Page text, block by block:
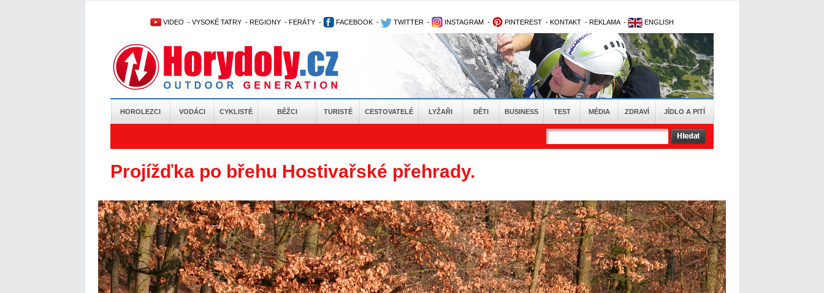
VIDEO - VYSOKÉ TATRY - REGIONY - FERÁTY - FACEBOOK - TWITTER - INSTAGRAM - PINTEREST - KONTAKT - REKLAMA - ENGLISH
HOROLEZCI VODÁCI CYKLISTÉ BĚŽCI TURISTÉ CESTOVATELÉ LYŽAŘI DĚTI BUSINESS TEST MÉDIA ZDRAVÍ JÍDLO A PITÍ
Projížďka po břehu Hostivařské přehrady.